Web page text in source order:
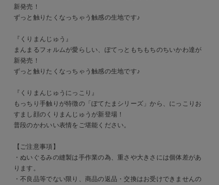
新発売！
ずっと触りたくなっちゃう触感の生地です♪
『くりまんじゅう』
まんまるフォルムが愛らしい、ぽてっともちもちのちいかわ達が
新発売！
ずっと触りたくなっちゃう触感の生地です♪
『くりまんじゅうにっこり』
もっちり手触りが特徴の「ぽてたまシリーズ」から、にっこりお
すまし顔のくりまんじゅうが新登場！
普段のかわいい表情をご堪能ください。
【ご注意事項】
・ぬいぐるみの縫製は手作業の為、重さや大きさには個体差があ
ります。
・不良品等でない限り、商品の返品・交換はお受けできませんの